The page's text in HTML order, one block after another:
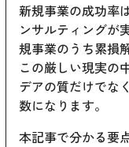
新規事業の成功率
ンサルティングが
規事業のうち累損
この厳しい現実の
デアの質だけでな
数になります。
本記事で分かる要